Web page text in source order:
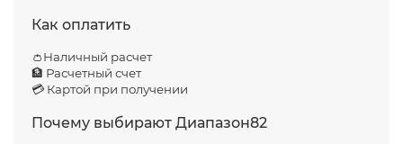
Как оплатить
👛Наличный расчет
🏦 Расчетный счет
💳 Картой при получении
Почему выбирают Диапазон82